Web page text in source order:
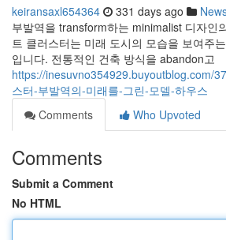
keiransaxl654364 331 days ago
부발역을 transform하는 minimalist 디자인
트 클러스터는 미래 도시의 모습을 보여주
입니다. 전통적인 건축 방식을 abandon고
https://inesuvno354929.buyoutblog.com/
스터-부발역의-미래를-그린-모델-하우스
Comments
Who Upvoted
Comments
Submit a Comment
No HTML